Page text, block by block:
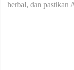
herbal, dan pastikan